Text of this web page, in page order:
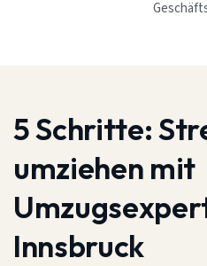
5 Schritte:
umziehen mit
Innsbruck